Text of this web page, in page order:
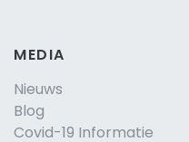
MEDIA
Nieuws
Blog
Covid-19 Informatie